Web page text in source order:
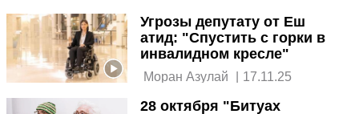
Угрозы депутату от Еш
атид: "Спустить с горки в
инвалидном кресле"
| 17.11.25
28 октября "Битуах